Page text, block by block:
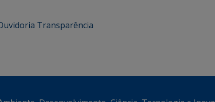
Transparência